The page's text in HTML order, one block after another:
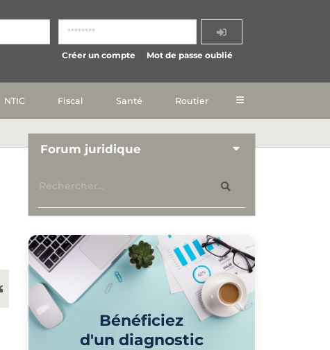
Créer un compte Mot de passe oublié
NTIC Fiscal Santé Routier
Forum juridique
Bénéficiez
d'un diagnostic